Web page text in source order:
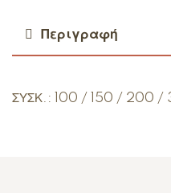
Περιγραφή
ΣΥΣΚ.: 100 / 150 / 200 /